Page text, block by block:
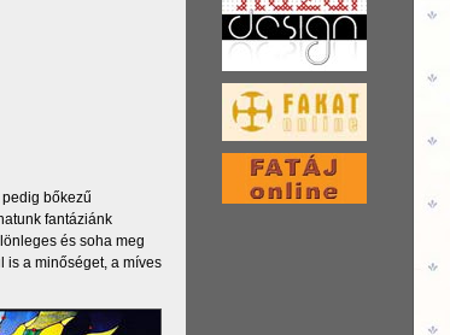
bőkezű
fantáziánk
és soha meg
is a minőséget, a míves